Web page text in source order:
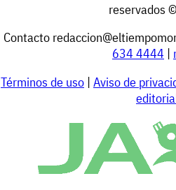
reservados
Contacto
634 4444 |
Términos de uso | Aviso de